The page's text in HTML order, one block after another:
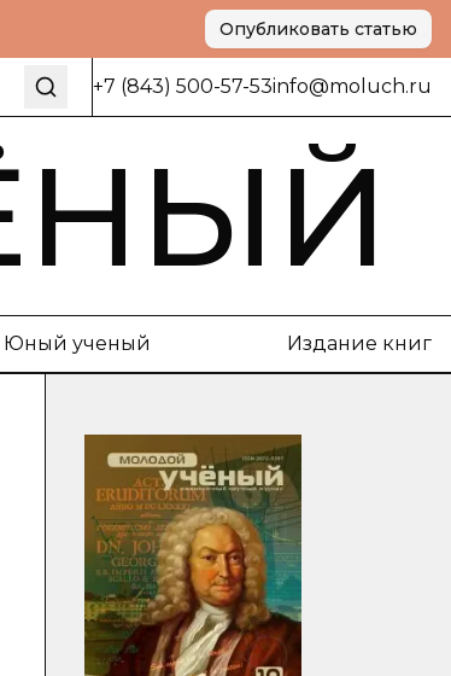
Опубликовать статью
+7 (843) 500-57-53info@moluch.ru
Юный ученый Издание книг